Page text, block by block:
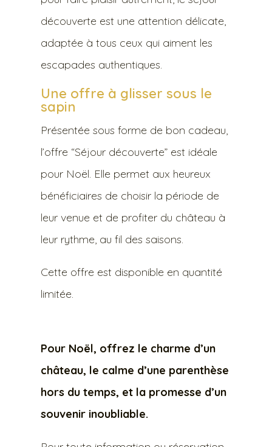
découverte est une attention délicate,
adaptée à tous ceux qui aiment les
escapades authentiques.
Une offre à glisser sous le
sapin
Présentée sous forme de bon cadeau,
l’offre “Séjour découverte” est idéale
pour Noël. Elle permet aux heureux
bénéficiaires de choisir la période de
leur venue et de profiter du château à
leur rythme, au fil des saisons.
Cette offre est disponible en quantité
limitée.
Pour Noël, offrez le charme d’un
château, le calme d’une parenthèse
hors du temps, et la promesse d’un
souvenir inoubliable.